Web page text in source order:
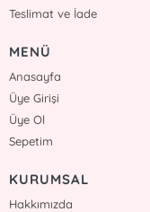
Teslimat ve İade
MENÜ
Anasayfa
Üye Girişi
Üye Ol
Sepetim
KURUMSAL
Hakkımızda